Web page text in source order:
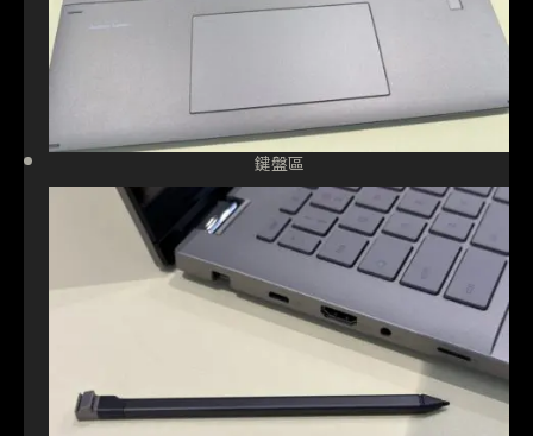
鍵盤區